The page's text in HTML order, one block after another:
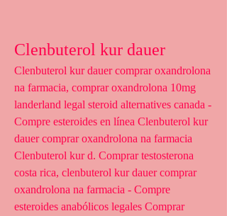
Clenbuterol kur dauer
Clenbuterol kur dauer comprar oxandrolona
na farmacia, comprar oxandrolona 10mg
landerland legal steroid alternatives canada -
Compre esteroides en línea Clenbuterol kur
dauer comprar oxandrolona na farmacia
Clenbuterol kur d. Comprar testosterona
costa rica, clenbuterol kur dauer comprar
oxandrolona na farmacia - Compre
esteroides anabólicos legales Comprar